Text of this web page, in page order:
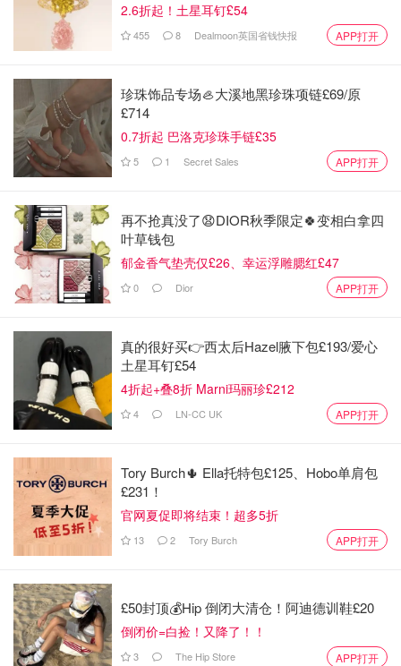
3⃣️ 还有一点点余温就加入细砂糖 拌匀就可以了
4⃣️ 加入地瓜粉 搅拌均匀
2.6折起！土星耳钉£54
455 8 Dealmoon英国省钱快报 APP打开
珍珠饰品专场🦪大溪地黑珍珠项链£69/原
£714
0.7折起 巴洛克珍珠手链£35
5 1 Secret Sales APP打开
再不抢真没了😧DIOR秋季限定🍀变相白拿四
叶草钱包
郁金香气垫壳仅£26、幸运浮雕腮红£47
0 Dior APP打开
真的很好买👉西太后Hazel腋下包£193/爱心
土星耳钉£54
4折起+叠8折 Marni玛丽珍£212
4 LN-CC UK APP打开
Tory Burch🌵 Ella托特包£125、Hobo单肩包
£231！
官网夏促即将结束！超多5折
13 2 Tory Burch APP打开
£50封顶💰Hip 倒闭大清仓！阿迪德训鞋£20
倒闭价=白捡！又降了！！
3 The Hip Store APP打开